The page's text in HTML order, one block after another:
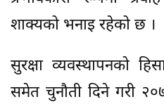
शाक्यको भनाइ रहेको छ ।
सुरक्षा व्यवस्थापनको
समेत चुनौती दिने गरी